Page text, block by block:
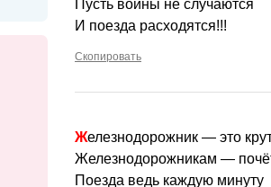
Пусть войны не случаются
И поезда расходятся!!!
Скопировать
Железнодорожник — это
Железнодорожникам —
Поезда ведь каждую минуту